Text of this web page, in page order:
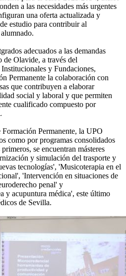
a las necesidades más urgentes
una oferta actualizada y
estudio para contribuir al
adecuados a las demandas
de Olavide, a través del
y Fundaciones,
Permanente la colaboración con
que contribuyen a elaborar
social y laboral y que permiten
cualificado compuesto por
Permanente, la UPO
como por programas consolidados
se encuentran másteres
y simulación del trasporte y
tecnologías', 'Musicoterapia en el
'Intervención en situaciones de
penal' y
y acupuntura médica', este último
de Sevilla.